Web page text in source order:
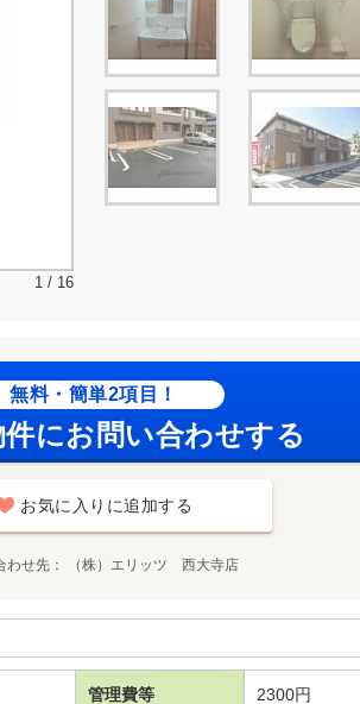
1 / 16
無料・簡単2項目！
件にお問い合わせする
お気に入りに追加する
わせ先 （株）エリッツ 西大寺店
管理費等 2300円